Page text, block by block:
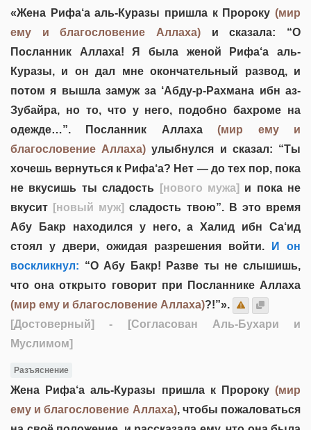
«Жена Рифа‘а аль-Куразы пришла к Пророку (мир
ему и благословение Аллаха) и сказала: “О
Посланник Аллаха! Я была женой Рифа‘а аль-
Куразы, и он дал мне окончательный развод, и
потом я вышла замуж за ‘Абду-р-Рахмана ибн аз-
Зубайра, но то, что у него, подобно бахроме на
одежде…”. Посланник Аллаха(мир ему и
благословение Аллаха) улыбнулся и сказал: “Ты
хочешь вернуться к Рифа‘а? Нет — до тех пор, пока
не вкусишь ты сладость
[нового мужа] и пока не
вкусит [новый муж] сладость твою”. В это время
Абу Бакр находился у него, а Халид ибн Са‘ид
стоял у двери, ожидая разрешения войти. И он
воскликнул: “О Абу Бакр! Разве ты не слышишь,
что она открыто говорит при Посланнике Аллаха
(мир ему и благословение Аллаха)?!”».
[Достоверный]
- [Согласован Аль-Бухари и
Муслимом]
Разъяснение
Жена Рифа‘а аль-Куразы пришла к Пророку (мир
ему и благословение Аллаха), чтобы пожаловаться